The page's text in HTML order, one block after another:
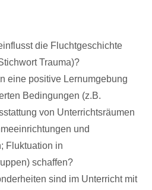
die Fluchtgeschichte
Trauma)?
eine positive Lernumgebung
Bedingungen (z.B.
von Unterrichtsräumen
und
Fluktuation in
schaffen?
sind im Unterricht mit